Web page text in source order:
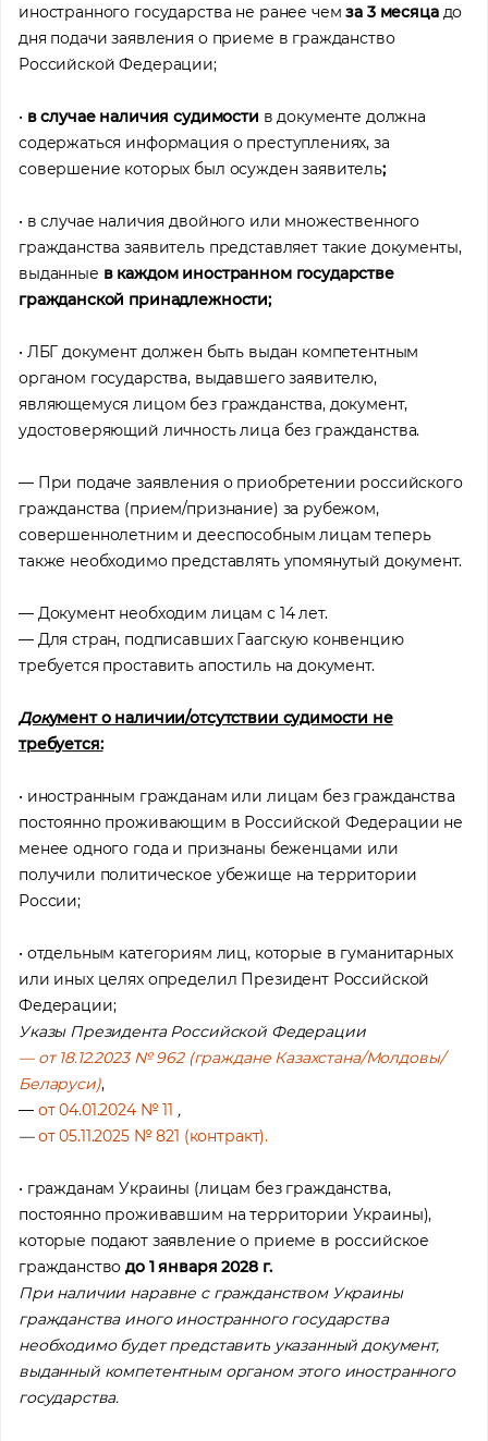
иностранного государства не ранее чемза 3 месяцадо
дня подачи заявления о приеме в гражданство
Российской Федерации;
• в случае наличия судимости в документе должна
содержаться информация о преступлениях, за
совершение которых был осужден заявитель;
• в случае наличия двойного или множественного
гражданства заявитель представляет такие документы,
выданные в каждом иностранном государстве
гражданской принадлежности;
• ЛБГ документ должен быть выдан компетентным
органом государства, выдавшего заявителю,
являющемуся лицом без гражданства, документ,
удостоверяющий личность лица без гражданства.
— При подаче заявления о приобретении российского
гражданства (прием/признание) за рубежом,
совершеннолетним и дееспособным лицам теперь
также необходимо представлять упомянутый документ.
— Документ необходим лицам с 14 лет.
— Для стран, подписавших Гаагскую конвенцию
требуется проставить апостиль на документ.
Документ о наличии/отсутствии судимости не
требуется:
• иностранным гражданам или лицам без гражданства
постоянно проживающим в Российской Федерации не
менее одного года и признаны беженцами или
получили политическое убежище на территории
России;
• отдельным категориям лиц, которые в гуманитарных
или иных целях определил Президент Российской
Федерации;
Указы Президента Российской Федерации
— от 18.12.2023 № 962 (граждане Казахстана/Молдовы/
Беларуси),
— от 04.01.2024 № 11 ,
—от 05.11.2025 № 821 (контракт).
• гражданам Украины (лицам без гражданства,
постоянно проживавшим на территории Украины),
которые подают заявление о приеме в российское
гражданстводо 1 января 2028 г.
При наличии наравне с гражданством Украины
гражданства иного иностранного государства
необходимо будет представить указанный документ,
выданный компетентным органом этого иностранного
государства.
в трудоустройстве
заявку и мы подберем вам доступные варианты
в интересующей вас локации
Ваше имя